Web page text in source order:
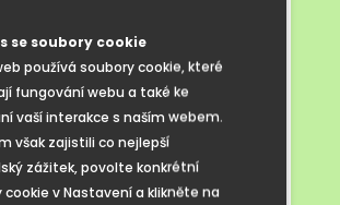
se soubory cookie
používá soubory cookie, které
fungování webu a také ke
vaší interakce s naším webem.
však zajistili co nejlepší
zážitek, povolte konkrétní
cookie v Nastavení a klikněte na